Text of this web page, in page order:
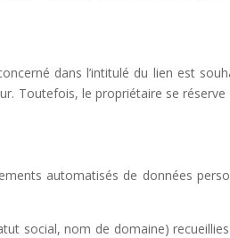
dans l’intitulé du lien est
Toutefois, le propriétaire se
automatisés de données
social, nom de domaine)